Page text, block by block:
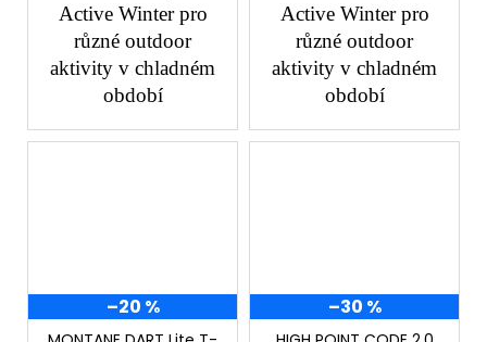
Active Winter pro
různé outdoor
aktivity v chladném
období
Active Winter pro
různé outdoor
aktivity v chladném
období
–20 % –30 %